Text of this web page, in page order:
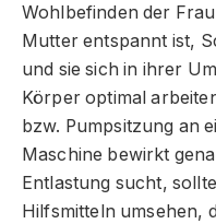
Wohlbefinden der
Mutter entspannt ist,
und sie sich in ihrer
Körper optimal
bzw. Pumpsitzung an
Maschine bewirkt
Entlastung sucht,
Hilfsmitteln umsehen,